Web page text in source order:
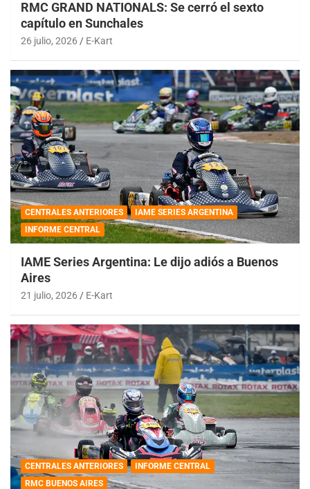
RMC GRAND NATIONALS: Se cerró el sexto
capítulo en Sunchales
26 julio, 2026 E-Kart
CENTRALES ANTERIORES
IAME SERIES ARGENTINA
INFORME CENTRAL
IAME Series Argentina: Le dijo adiós a Buenos
Aires
21 julio, 2026 E-Kart
CENTRALES ANTERIORES
INFORME CENTRAL
RMC BUENOS AIRES